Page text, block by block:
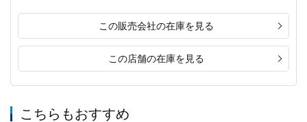
この販売会社の在庫を見る
この店舗の在庫を見る
こちらもおすすめ